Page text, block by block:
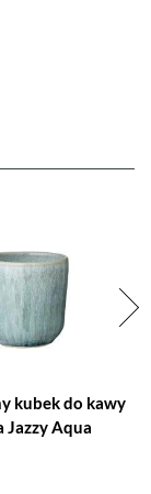
kubek do kawy
Jazzy Aqua